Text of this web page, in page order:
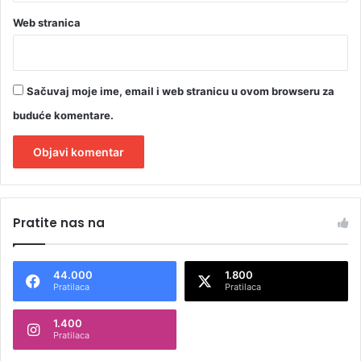
Web stranica
Sačuvaj moje ime, email i web stranicu u ovom browseru za
buduće komentare.
t
n
t
Pratite nas na
44.000
Pratilaca
1.800
Pratilaca
1.400
Pratilaca